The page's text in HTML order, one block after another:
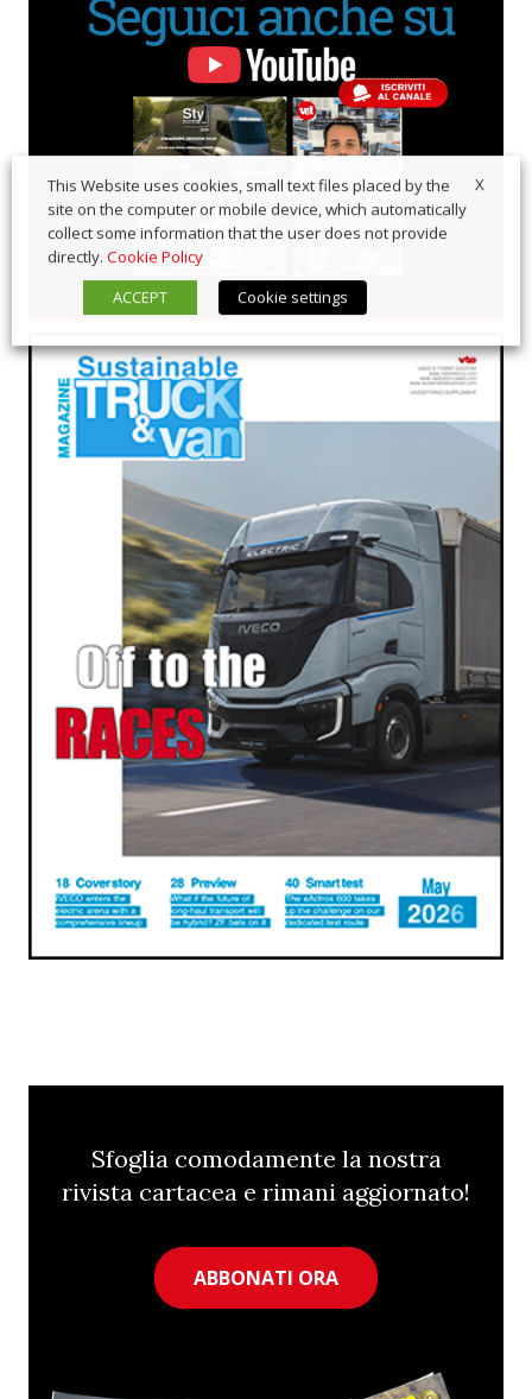
Sfoglia comodamente la nostra
rivista cartacea e rimani aggiornato!
ABBONATI ORA
X
This Website uses cookies, small text files placed by the
site on the computer or mobile device, which automatically
collect some information that the user does not provide
directly. Cookie Policy
ACCEPT
Cookie settings